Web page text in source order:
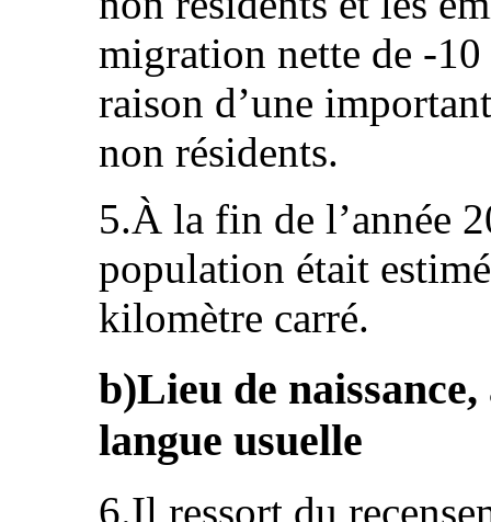
migration nette de
raison d’une
non résidents.
5.À la fin de l’année
population était
kilomètre carré.
b)Lieu de
langue usuelle
6.Il ressort du